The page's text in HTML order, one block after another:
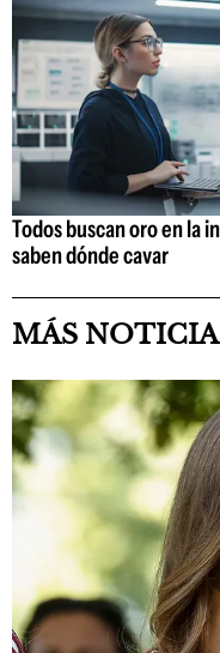
Todos buscan oro en la
saben dónde cavar
MÁS